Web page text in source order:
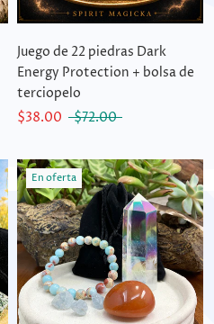
Juego de 22 piedras Dark
Energy Protection + bolsa de
terciopelo
$38.00
$72.00
En oferta